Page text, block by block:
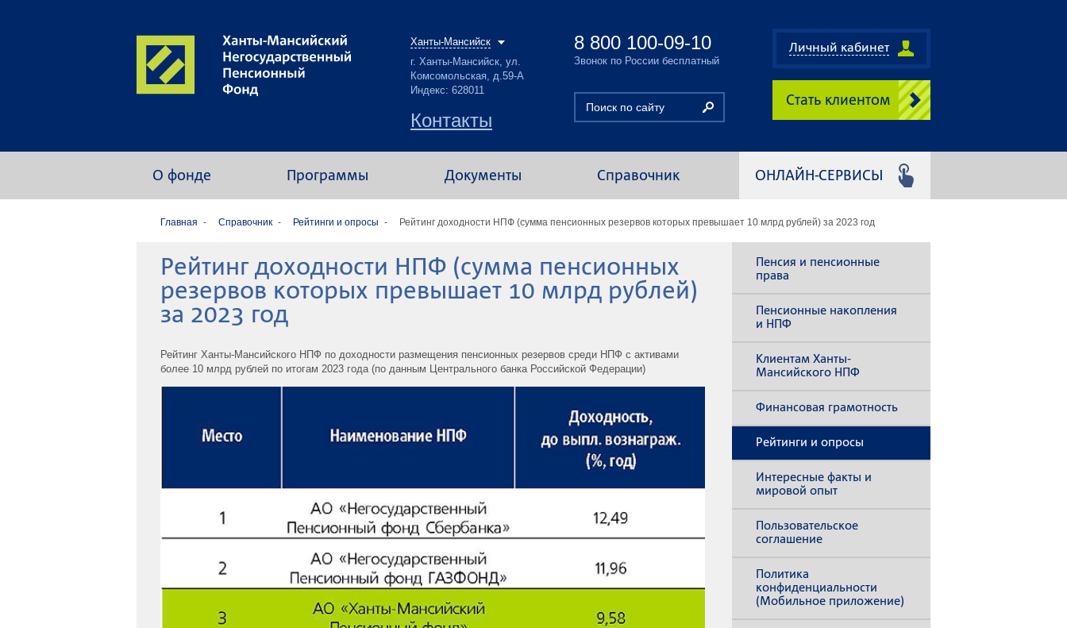
Ханты-Мансийск
г. Ханты-Мансийск, ул.
Комсомольская, д.59-А
Индекс: 628011
Контакты
8 800 100-09-10
Звонок по России бесплатный
Личный кабинет
Стать клиентом
О фонде Программы Документы Справочник ОНЛАЙН-СЕРВИСЫ
Главная Справочник Рейтинги и опросы Рейтинг доходности НПФ (сумма пенсионных резервов которых превышает 10 млрд рублей) за 2023 год
Рейтинг доходности НПФ (сумма пенсионных
резервов которых превышает 10 млрд рублей)
за 2023 год
Рейтинг Ханты-Мансийского НПФ по доходности размещения пенсионных резервов среди НПФ с активами
более 10 млрд рублей по итогам 2023 года (по данным Центрального банка Российской Федерации)
Пенсия и пенсионные
права
Пенсионные накопления
и НПФ
Клиентам Ханты-
Мансийского НПФ
Финансовая грамотность
Рейтинги и опросы
Интересные факты и
мировой опыт
Пользовательское
соглашение
Политика
конфиденциальности
(Мобильное приложение)